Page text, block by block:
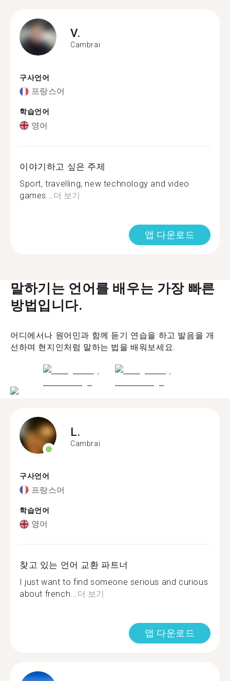
V.
Cambrai
구사언어
프랑스어
학습언어
영어
이야기하고 싶은 주제
Sport, travelling, new technology and video
games... 더 보기
앱 다운로드
말하기는 언어를 배우는 가장 빠른
방법입니다.
어디에서나 원어민과 함께 듣기 연습을 하고 발음을 개
선하며 현지인처럼 말하는 법을 배워보세요.
L.
Cambrai
구사언어
프랑스어
학습언어
영어
찾고 있는 언어 교환 파트너
I just want to find someone serious and curious
about french...더 보기
앱 다운로드